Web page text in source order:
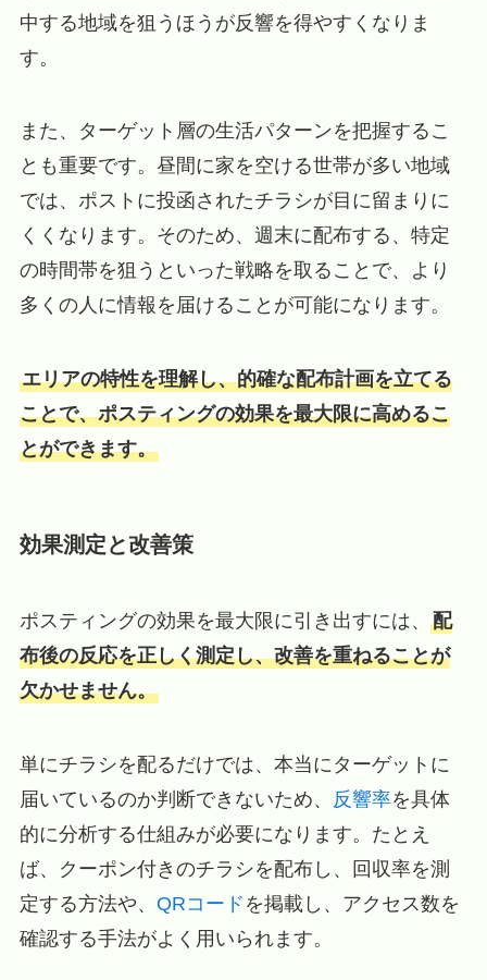
中する地域を狙うほうが反響を得やすくなりま
す。
また、ターゲット層の生活パターンを把握するこ
とも重要です。昼間に家を空ける世帯が多い地域
では、ポストに投函されたチラシが目に留まりに
くくなります。そのため、週末に配布する、特定
の時間帯を狙うといった戦略を取ることで、より
多くの人に情報を届けることが可能になります。
エリアの特性を理解し、的確な配布計画を立てる
ことで、ポスティングの効果を最大限に高めるこ
とができます。
効果測定と改善策
ポスティングの効果を最大限に引き出すには、 配
布後の反応を正しく測定し、改善を重ねることが
欠かせません。
単にチラシを配るだけでは、本当にターゲットに
届いているのか判断できないため、
反響率を具体
的に分析する仕組みが必要になります。たとえ
ば、クーポン付きのチラシを配布し、回収率を測
定する方法や、 QRコード を掲載し、アクセス数を
確認する手法がよく用いられます。